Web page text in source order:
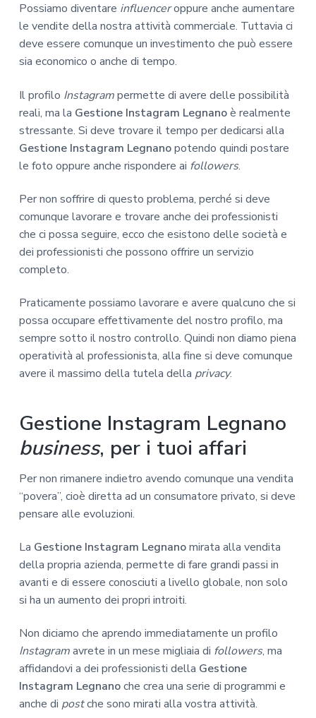
Possiamo diventare influenceroppure anche aumentare
le vendite della nostra attività commerciale. Tuttavia ci
deve essere comunque un investimento che può essere
sia economico o anche di tempo.
Il profilo Instagrampermette di avere delle possibilità
reali, ma la Gestione Instagram Legnanoè realmente
stressante. Si deve trovare il tempo per dedicarsi alla
Gestione Instagram Legnanopotendo quindi postare
le foto oppure anche rispondere ai followers.
Per non soffrire di questo problema, perché si deve
comunque lavorare e trovare anche dei professionisti
che ci possa seguire, ecco che esistono delle società e
dei professionisti che possono offrire un servizio
completo.
Praticamente possiamo lavorare e avere qualcuno che si
possa occupare effettivamente del nostro profilo, ma
sempre sotto il nostro controllo. Quindi non diamo piena
operatività al professionista, alla fine si deve comunque
avere il massimo della tutela della privacy.
Gestione Instagram Legnano
business, per i tuoi affari
Per non rimanere indietro avendo comunque una vendita
“povera”, cioè diretta ad un consumatore privato, si deve
pensare alle evoluzioni.
La Gestione Instagram Legnanomirata alla vendita
della propria azienda, permette di fare grandi passi in
avanti e di essere conosciuti a livello globale, non solo
si ha un aumento dei propri introiti.
Non diciamo che aprendo immediatamente un profilo
Instagramavrete in un mese migliaia di followers, ma
affidandovi a dei professionisti della Gestione
Instagram Legnanoche crea una serie di programmi e
anche di postche sono mirati alla vostra attività.